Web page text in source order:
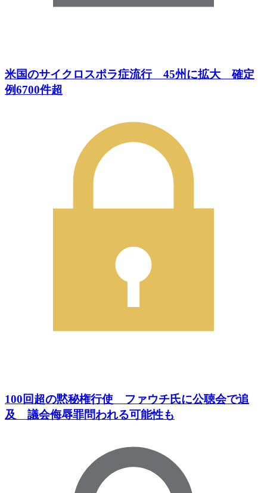
米国のサイクロスポラ症流行 45州に拡大 確定
例6700件超
100回超の黙秘権行使 ファウチ氏に公聴会で追
及 議会侮辱罪問われる可能性も